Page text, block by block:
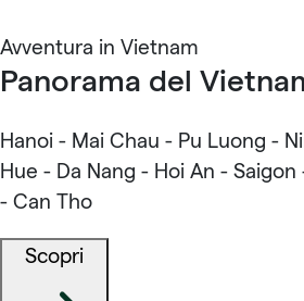
Avventura in Vietnam
Panorama del
Hanoi - Mai Chau - Pu Luong -
Hue - Da Nang - Hoi An -
- Can Tho
Scopri